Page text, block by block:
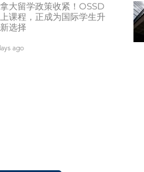
大留学政策收紧！OSSD
课程，正成为国际学生升
选择
ago